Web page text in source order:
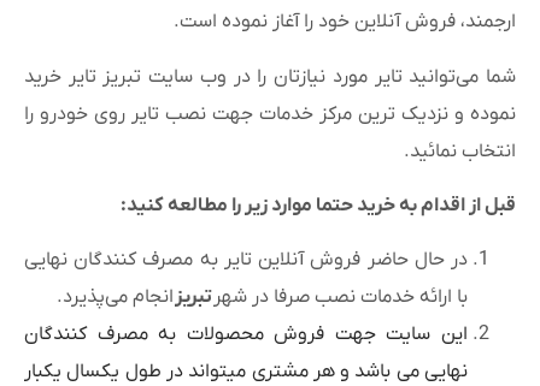
ارجمند، فروش آنلاین خود را آغاز نموده است.
شما می‌توانید تایر مورد نیازتان را در وب سایت تبریز تایر خرید
نموده و نزدیک ترین مرکز خدمات جهت نصب تایر روی خودرو را
انتخاب نمائید.
قبل از اقدام به خرید حتما موارد زیر را مطالعه کنید:
در حال حاضر فروش آنلاین تایر به مصرف کنندگان نهایی
با ارائه خدمات نصب صرفا در شهر تبریزانجام می‌پذیرد.
این سایت جهت فروش محصولات به مصرف کنندگان
نهایی می باشد و هر مشتری میتواند در طول یکسال یکبار